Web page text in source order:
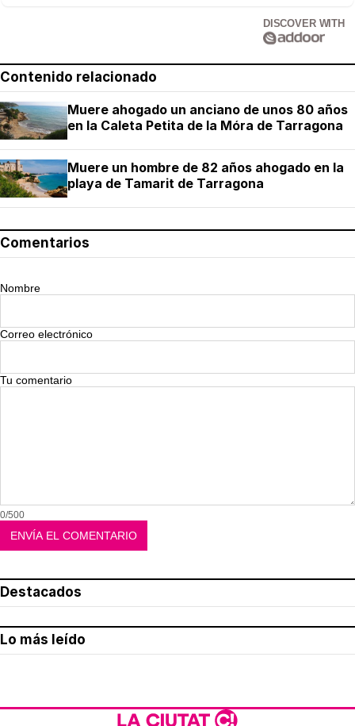
DISCOVER WITH
Contenido relacionado
Muere ahogado un anciano de unos 80 años
en la Caleta Petita de la Móra de Tarragona
Muere un hombre de 82 años ahogado en la
playa de Tamarit de Tarragona
Comentarios
Nombre
Correo electrónico
Tu comentario
0/500
Destacados
Lo más leído